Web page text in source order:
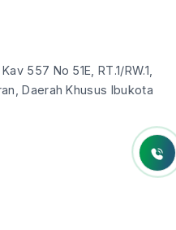
557 No 51E, RT.1/RW.1,
Daerah Khusus Ibukota